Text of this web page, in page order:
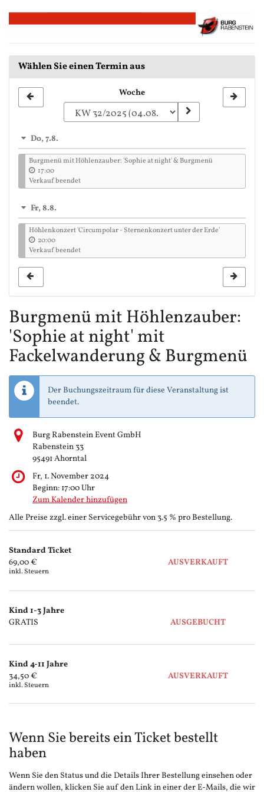
Zum
Haupt-
Wählen Sie einen Termin aus
zur
auswählen
Woche
Do, 7.8.
Burgmenü mit Höhlenzauber: 'Sophie at night' & Burgmenü
17:00
Verkauf beendet
Fr, 8.8.
Höhlenkonzert 'Circumpolar - Sternenkonzert unter der Erde'
20:00
Verkauf beendet
Burgmenü mit Höhlenzauber:
'Sophie at night' mit
Fackelwanderung & Burgmenü
Der Buchungszeitraum für diese Veranstaltung ist
beendet.
Burg Rabenstein Event GmbH
Rabenstein 33
95491 Ahorntal
Fr, 1. November 2024
Beginn: 17:00Uhr
Zum Kalender hinzufügen
Alle Preise zzgl. einer Servicegebühr von 3.5 % pro Bestellung.
Produkte
Unkategorisierte
Produkte
Standard Ticket
69,00 €
inkl. Steuern
AUSVERKAUFT
Kind 1-3 Jahre
GRATIS
AUSGEBUCHT
Kind 4-11 Jahre
34,50 €
inkl. Steuern
AUSVERKAUFT
Wenn Sie bereits ein Ticket bestellt
haben
Wenn Sie den Status und die Details Ihrer Bestellung einsehen oder
ändern wollen, klicken Sie auf den Link in einer der E-Mails, die wir